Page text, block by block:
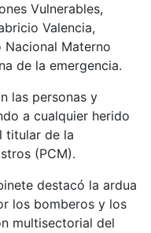
Vulnerables,
Valencia,
Materno
de la emergencia.
las personas y
a cualquier herido
titular de la
(PCM).
destacó la ardua
los bomberos y los
multisectorial del